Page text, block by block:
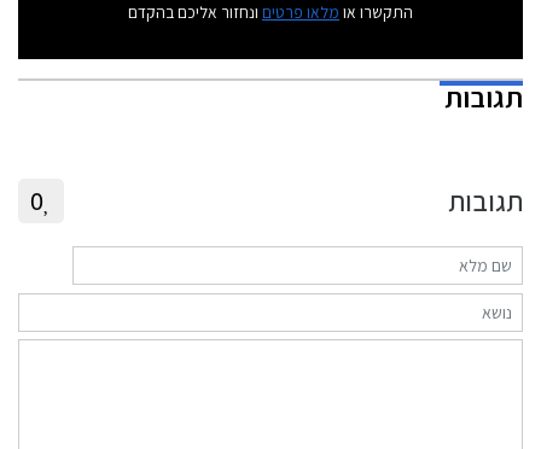
התקשרו או מלאו פרטים ונחזור אליכם בהקדם
תגובות
תגובות 0